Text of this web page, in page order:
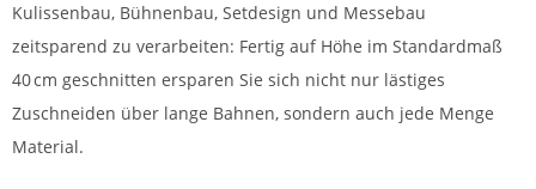
Kulissenbau, Bühnenbau, Setdesign und Messebau
zeitsparend zu verarbeiten: Fertig auf Höhe im Standardmaß
40 cm geschnitten ersparen Sie sich nicht nur lästiges
Zuschneiden über lange Bahnen, sondern auch jede Menge
Material.